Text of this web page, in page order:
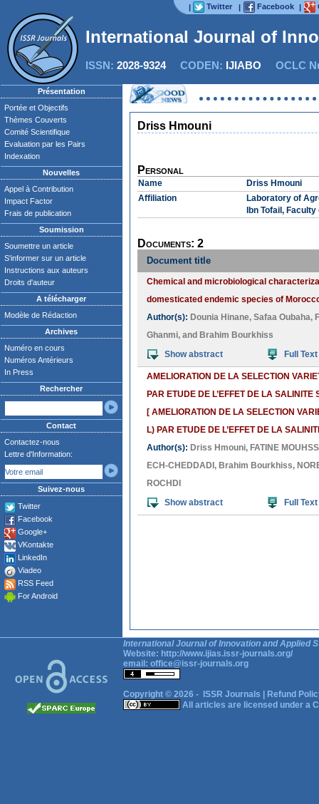
| Twitter | Facebook |
International Journal of
ISSN: 2028-9324CODEN: IJIABO OCLC
Présentation
Portée et Objectifs
Thèmes Couverts
Comité Scientifique
Evaluation par les Pairs
Indexation
Nouvelles
Appel à Contribution
Impact Factor
Frais de publication
Soumission
Soumettre un article
S'informer sur un article
Instructions aux auteurs
Droits d'auteur
A télécharger
Modèle de Rédaction
Archives
Numéro en cours
Numéros Antérieurs
In Press
Rechercher
Contact
Contactez-nous
Lettre d'Information:
Suivez-nous
Twitter
Facebook
Google+
VKontakte
LinkedIn
Viadeo
RSS Feed
For Android
Driss Hmouni
Personal
Name
Driss Hmouni
Affiliation
Laboratory of
Ibn Tofail,
Documents: 2
Document title
Chemical and microbiological
domesticated endemic species of
Author(s): Dounia Hinane, Safaa Oubaha,
Ghanmi, and Brahim Bourkhiss
Show abstract
Full Text
AMELIORATION DE LA SELECTION
PAR ETUDE DE L’EFFET DE LA
[ AMELIORATION DE LA SELECTION
L) PAR ETUDE DE L’EFFET DE LA
Author(s): Driss Hmouni, FATINE
ECH-CHEDDADI , Brahim Bourkhiss,
ROCHDI
Show abstract
Full Text
International Journal of Innovation and Applied
Website: http://www.ijias.issr-journals.org/
email: office@issr-journals.org
Copyright © 2026 - ISSR Journals
Refund
All articles are licensed under a